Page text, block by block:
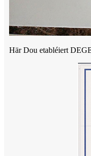
Här Dou etabléiert